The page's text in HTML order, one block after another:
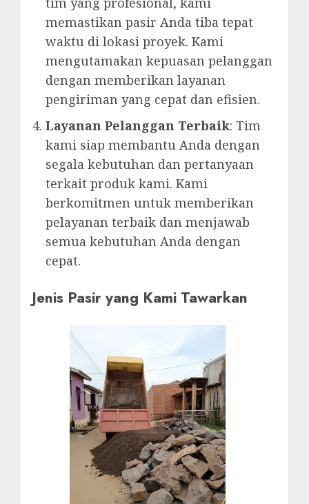
memastikan pasir Anda tiba tepat
waktu di lokasi proyek. Kami
mengutamakan kepuasan pelanggan
dengan memberikan layanan
pengiriman yang cepat dan efisien.
Layanan Pelanggan Terbaik: Tim
kami siap membantu Anda dengan
segala kebutuhan dan pertanyaan
terkait produk kami. Kami
berkomitmen untuk memberikan
pelayanan terbaik dan menjawab
semua kebutuhan Anda dengan
cepat.
Jenis Pasir yang Kami Tawarkan